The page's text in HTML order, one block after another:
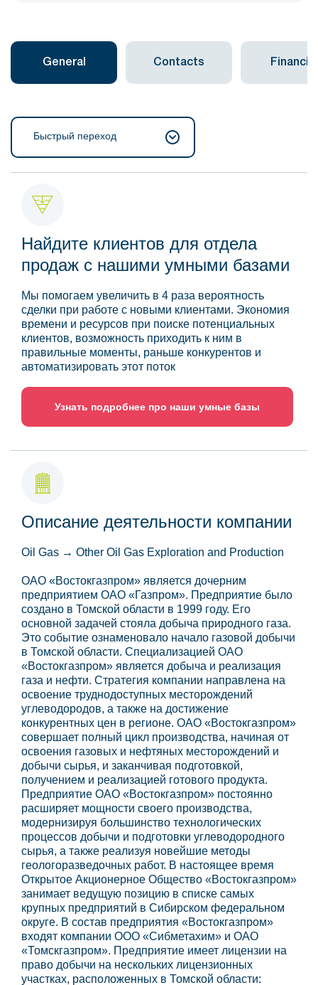
General Contacts Financial
Быстрый переход
Найдите клиентов для отдела
продаж с нашими умными базами
Мы помогаем увеличить в 4 раза вероятность
сделки при работе с новыми клиентами. Экономия
времени и ресурсов при поиске потенциальных
клиентов, возможность приходить к ним в
правильные моменты, раньше конкурентов и
автоматизировать этот поток
Узнать подробнее про наши умные базы
Описание деятельности компании
Oil Gas → Other Oil Gas Exploration and Production
ОАО «Востокгазпром» является дочерним
предприятием ОАО «Газпром». Предприятие было
создано в Томской области в 1999 году. Его
основной задачей стояла добыча природного газа.
Это событие ознаменовало начало газовой добычи
в Томской области. Специализацией ОАО
«Востокгазпром» является добыча и реализация
газа и нефти. Стратегия компании направлена на
освоение труднодоступных месторождений
углеводородов, а также на достижение
конкурентных цен в регионе. ОАО «Востокгазпром»
совершает полный цикл производства, начиная от
освоения газовых и нефтяных месторождений и
добычи сырья, и заканчивая подготовкой,
получением и реализацией готового продукта.
Предприятие ОАО «Востокгазпром» постоянно
расширяет мощности своего производства,
модернизируя большинство технологических
процессов добычи и подготовки углеводородного
сырья, а также реализуя новейшие методы
геологоразведочных работ. В настоящее время
Открытое Акционерное Общество «Востокгазпром»
занимает ведущую позицию в списке самых
крупных предприятий в Сибирском федеральном
округе. В состав предприятия «Востокгазпром»
входят компании ООО «Сибметахим» и ОАО
«Томскгазпром». Предприятие имеет лицензии на
право добычи на нескольких лицензионных
участках, расположенных в Томской области: